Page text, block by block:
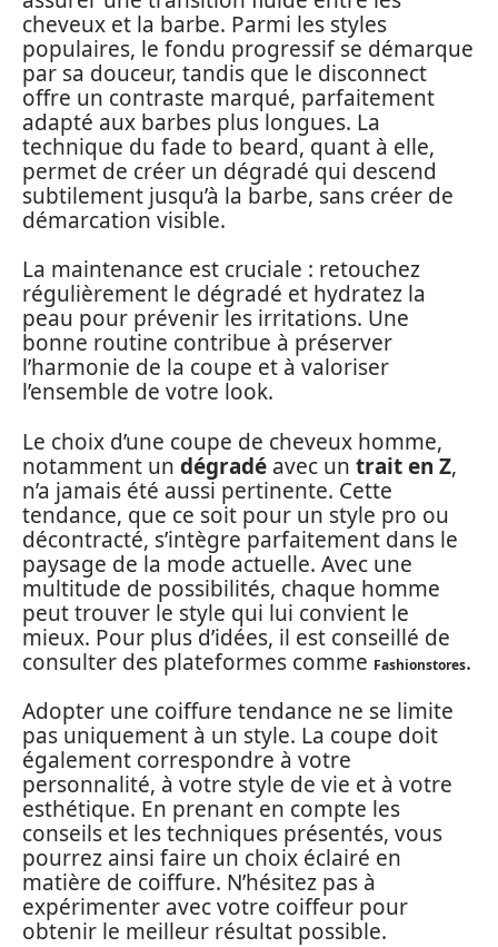
cheveux et la barbe. Parmi les styles
populaires, le fondu progressif se démarque
par sa douceur, tandis que le disconnect
offre un contraste marqué, parfaitement
adapté aux barbes plus longues. La
technique du fade to beard, quant à elle,
permet de créer un dégradé qui descend
subtilement jusqu’à la barbe, sans créer de
démarcation visible.
La maintenance est cruciale : retouchez
régulièrement le dégradé et hydratez la
peau pour prévenir les irritations. Une
bonne routine contribue à préserver
l’harmonie de la coupe et à valoriser
l’ensemble de votre look.
Le choix d’une coupe de cheveux homme,
notamment un dégradé avec un trait en Z,
n’a jamais été aussi pertinente. Cette
tendance, que ce soit pour un style pro ou
décontracté, s’intègre parfaitement dans le
paysage de la mode actuelle. Avec une
multitude de possibilités, chaque homme
peut trouver le style qui lui convient le
mieux. Pour plus d’idées, il est conseillé de
consulter des plateformes comme Fashionstores.
Adopter une coiffure tendance ne se limite
pas uniquement à un style. La coupe doit
également correspondre à votre
personnalité, à votre style de vie et à votre
esthétique. En prenant en compte les
conseils et les techniques présentés, vous
pourrez ainsi faire un choix éclairé en
matière de coiffure. N’hésitez pas à
expérimenter avec votre coiffeur pour
obtenir le meilleur résultat possible.